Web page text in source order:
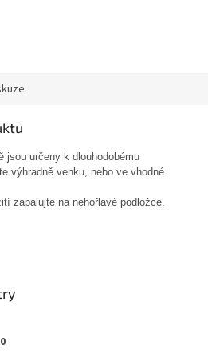
jsou určeny k dlouhodobému
výhradně venku, nebo ve vhodné
zapalujte na nehořlavé podložce.